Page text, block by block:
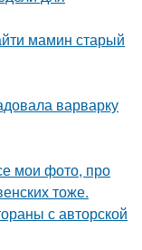
мамин старый
варварку
мои фото, про
тоже.
с авторской